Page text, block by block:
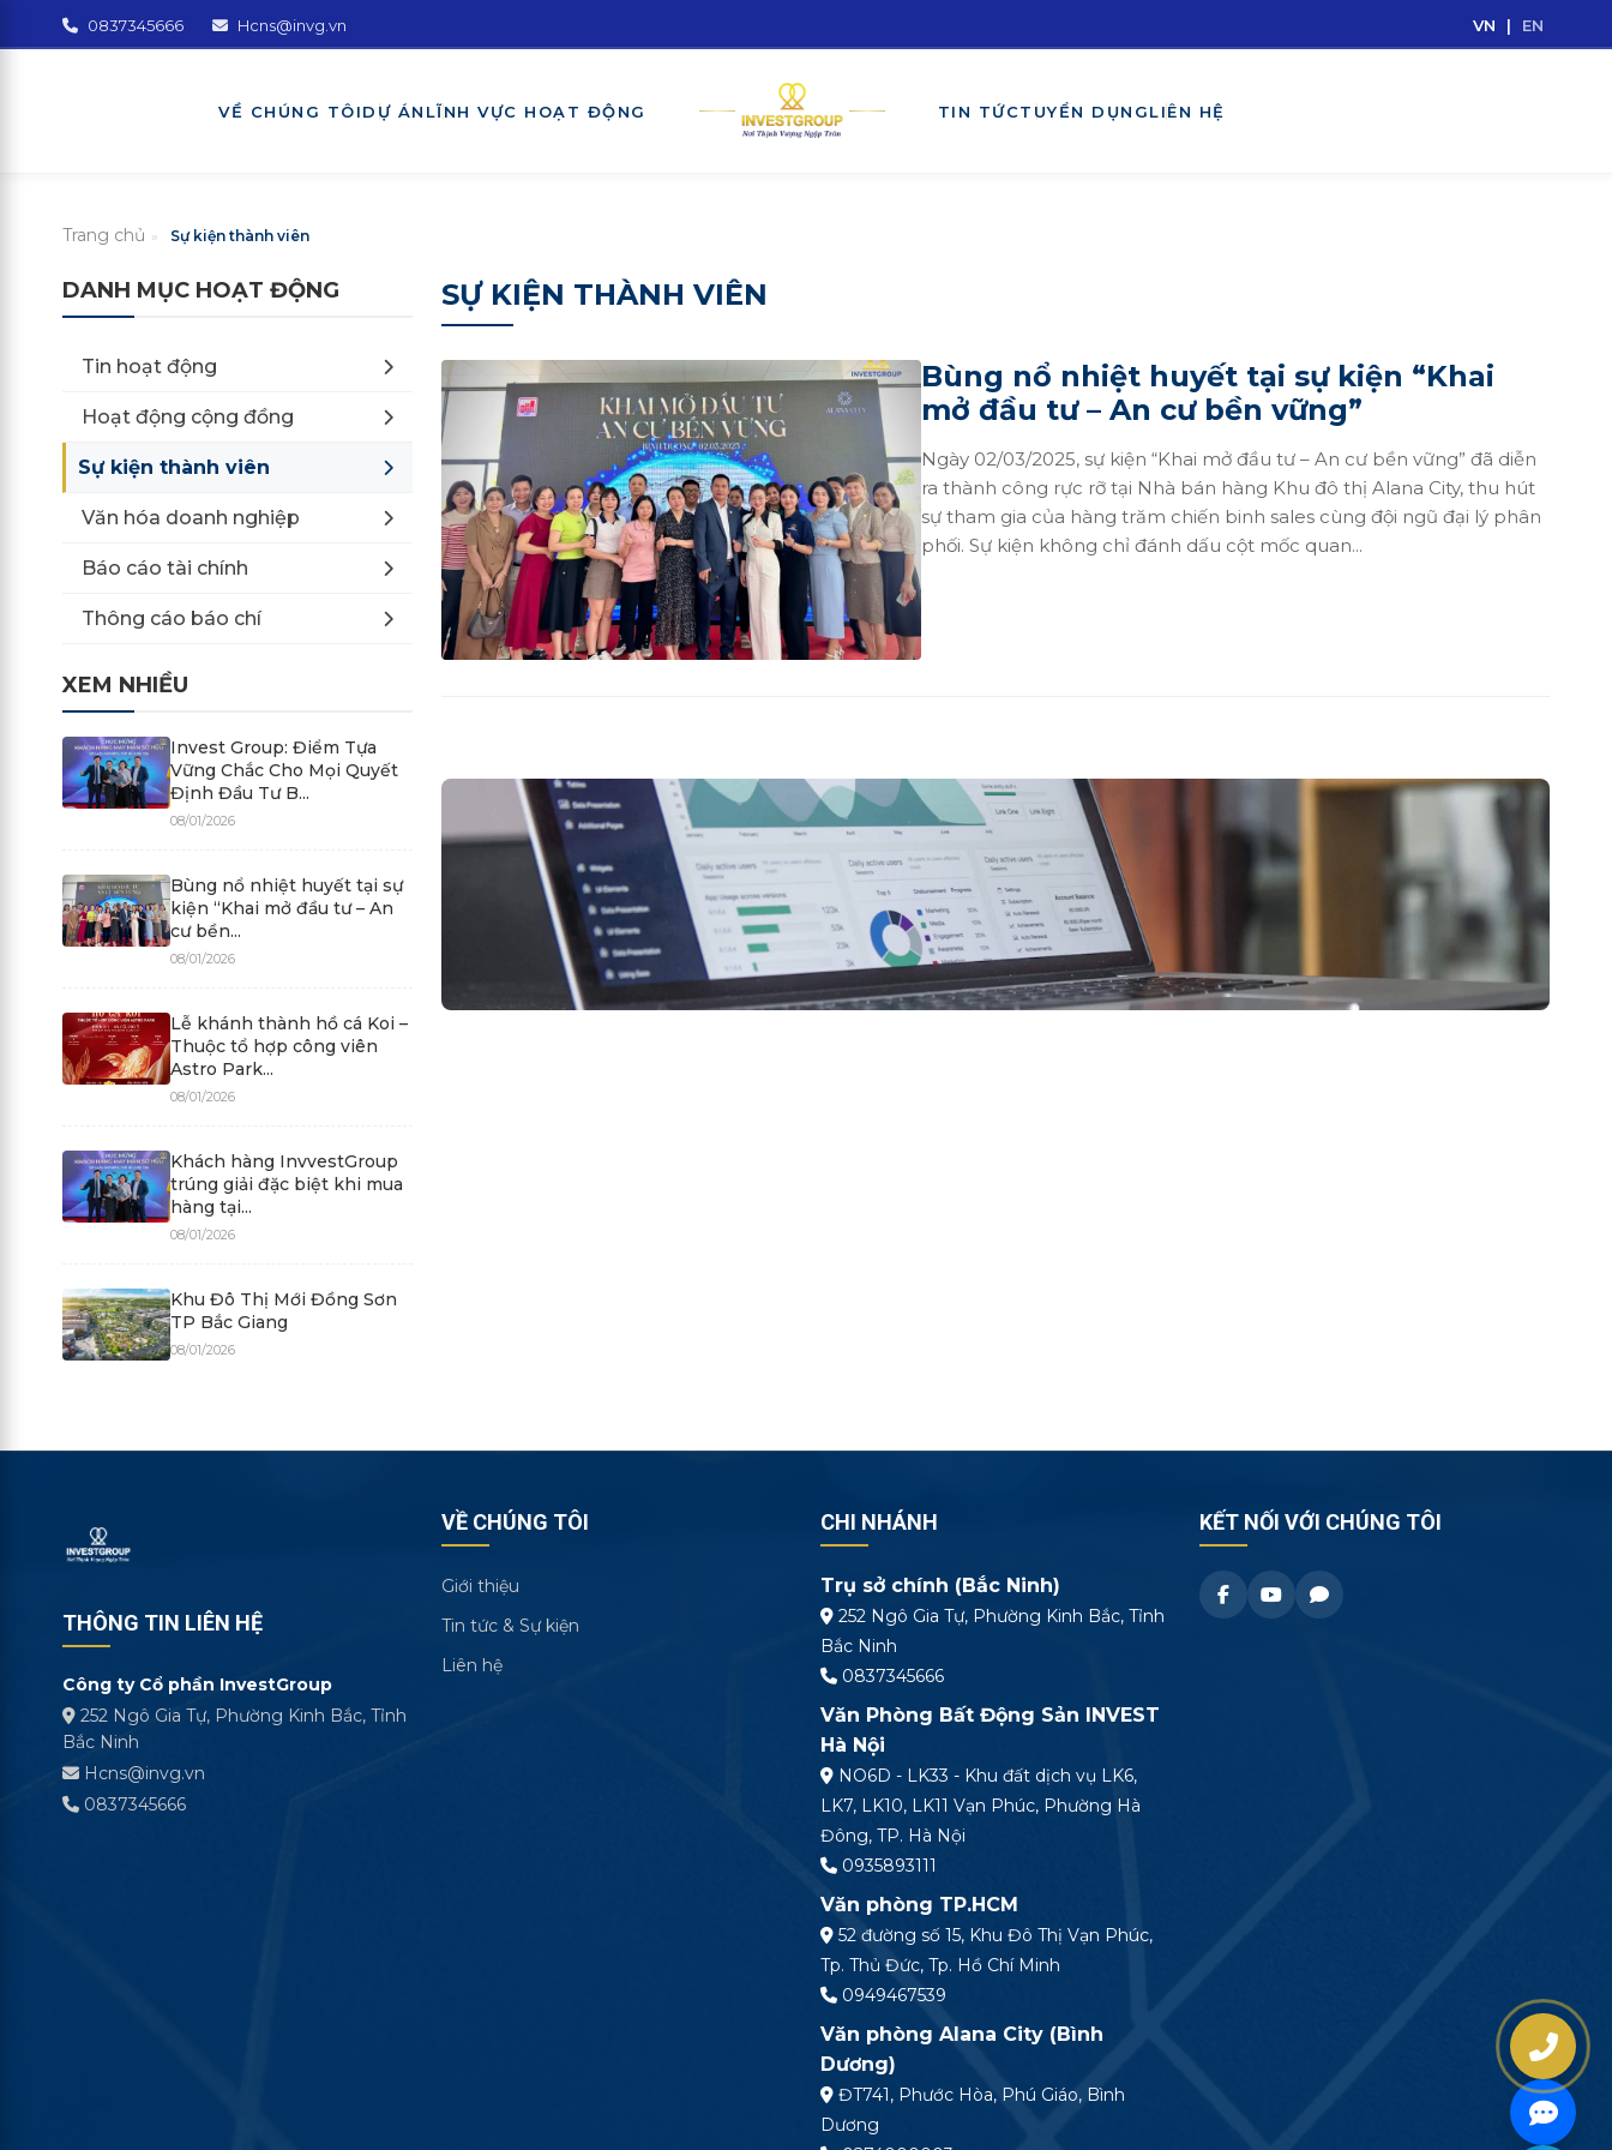
0837345666 Hcns@invg.vn VN | EN
VỀ CHÚNG TÔIDỰ ÁN LĨNH VỰC HOẠT ĐỘNG TIN TỨCTUYỂN DỤNGLIÊN HỆ
Trang chủ » Sự kiện thành viên
DANH MỤC HOẠT ĐỘNG
Tin hoạt động
Hoạt động cộng đồng
Sự kiện thành viên
Văn hóa doanh nghiệp
Báo cáo tài chính
Thông cáo báo chí
XEM NHIỀU
Invest Group: Điểm Tựa
Vững Chắc Cho Mọi Quyết
Định Đầu Tư B...
08/01/2026
Bùng nổ nhiệt huyết tại sự
kiện “Khai mở đầu tư – An
cư bền...
08/01/2026
Lễ khánh thành hồ cá Koi –
Thuộc tổ hợp công viên
Astro Park...
08/01/2026
Khách hàng InvvestGroup
trúng giải đặc biệt khi mua
hàng tại...
08/01/2026
Khu Đô Thị Mới Đồng Sơn
TP Bắc Giang
08/01/2026
SỰ KIỆN THÀNH VIÊN
Bùng nổ nhiệt huyết tại sự kiện “Khai
mở đầu tư – An cư bền vững”
Ngày 02/03/2025, sự kiện “Khai mở đầu tư – An cư bền vững” đã diễn
ra thành công rực rỡ tại Nhà bán hàng Khu đô thị Alana City, thu hút
sự tham gia của hàng trăm chiến binh sales cùng đội ngũ đại lý phân
phối. Sự kiện không chỉ đánh dấu cột mốc quan...
THÔNG TIN LIÊN HỆ
Công ty Cổ phần InvestGroup
252 Ngô Gia Tự, Phường Kinh Bắc, Tỉnh
Bắc Ninh
Hcns@invg.vn
0837345666
VỀ CHÚNG TÔI
Giới thiệu
Tin tức & Sự kiện
Liên hệ
CHI NHÁNH
Trụ sở chính (Bắc Ninh)
252 Ngô Gia Tự, Phường Kinh Bắc, Tỉnh
Bắc Ninh
0837345666
Văn Phòng Bất Động Sản INVEST
Hà Nội
NO6D - LK33 - Khu đất dịch vụ LK6,
LK7, LK10, LK11 Vạn Phúc, Phường Hà
Đông, TP. Hà Nội
0935893111
Văn phòng TP.HCM
52 đường số 15, Khu Đô Thị Vạn Phúc,
Tp. Thủ Đức, Tp. Hồ Chí Minh
0949467539
Văn phòng Alana City (Bình
Dương)
ĐT741, Phước Hòa, Phú Giáo, Bình
Dương
KẾT NỐI VỚI CHÚNG TÔI